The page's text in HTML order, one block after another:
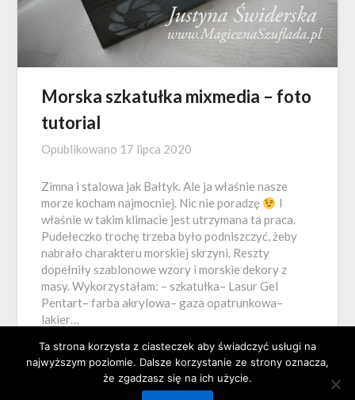
Morska szkatułka mixmedia – foto
tutorial
Opublikowano 17 lipca 2020
Zimna i stalowa jak Bałtyk. Ale ja właśnie nasze
morze kocham najmocniej. Nic nie poradzę
I
właśnie w takim klimacie jest utrzymana ta praca.
Pudełeczko trochę trzeba było podniszczyć, żeby
nabrało charakteru morskiej skrzyni. Reszty
dopełniły szablonowe wzory i morskie dekory z
masy. Wykorzystałam: – szkatułka– Lasur Gel
Pentart– farba akrylowa– gaza opatrunkowa–
lakier…
Ta strona korzysta z ciasteczek aby świadczyć usługi na
najwyższym poziomie. Dalsze korzystanie ze strony oznacza,
że zgadzasz się na ich użycie.